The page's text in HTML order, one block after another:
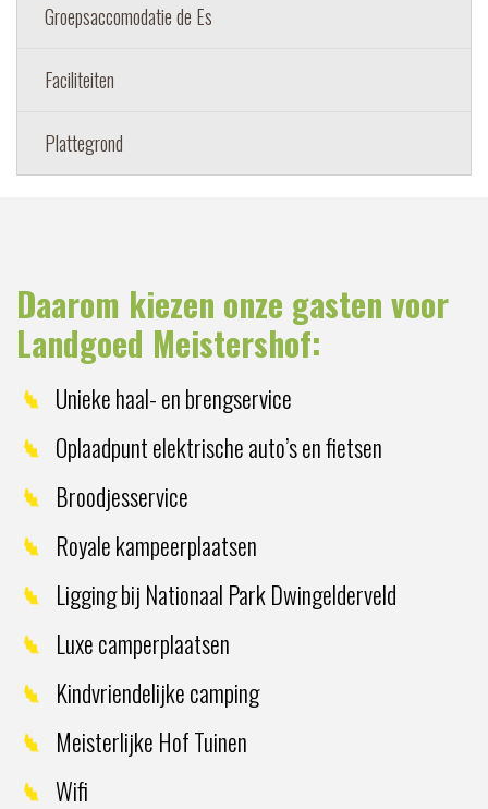
Groepsaccomodatie de Es
Faciliteiten
Plattegrond
Daarom kiezen onze gasten voor
Landgoed Meistershof:
Unieke haal- en brengservice
Oplaadpunt elektrische auto’s en fietsen
Broodjesservice
Royale kampeerplaatsen
Ligging bij Nationaal Park Dwingelderveld
Luxe camperplaatsen
Kindvriendelijke camping
Meisterlijke Hof Tuinen
Wifi